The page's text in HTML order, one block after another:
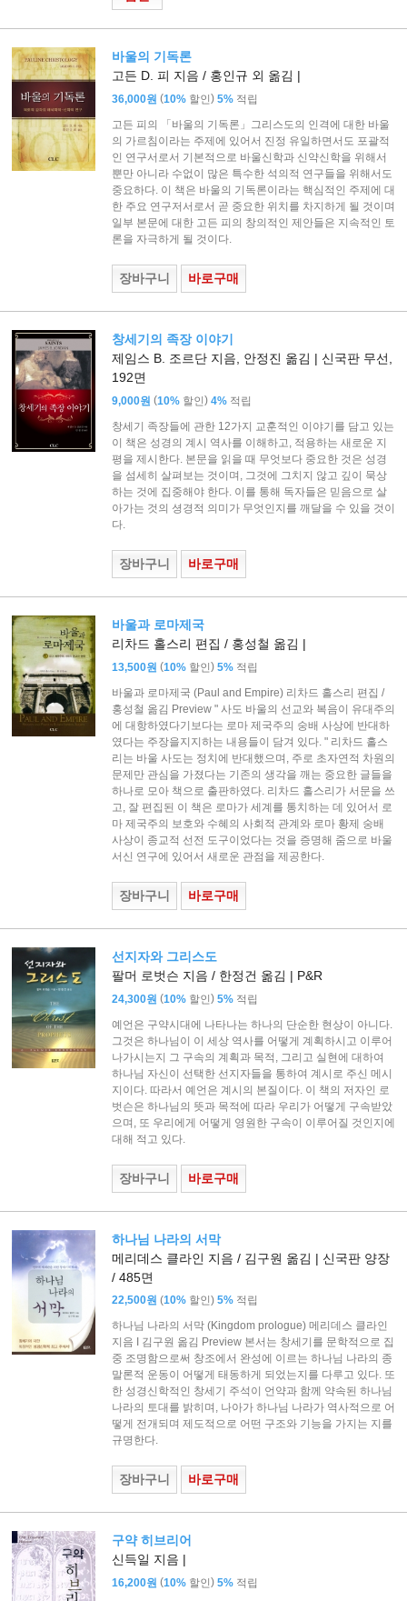
바울의 기독론
고든 D. 피 지음 / 홍인규 외 옮김 |
36,000원 (10% 할인) 5% 적립
고든 피의 「바울의 기독론」그리스도의 인격에 대한 바울
의 가르침이라는 주제에 있어서 진정 유일하면서도 포괄적
인 연구서로서 기본적으로 바울신학과 신약신학을 위해서
뿐만 아니라 수없이 많은 특수한 석의적 연구들을 위해서도
중요하다. 이 책은 바울의 기독론이라는 핵심적인 주제에 대
한 주요 연구저서로서 곧 중요한 위치를 차지하게 될 것이며
일부 본문에 대한 고든 피의 창의적인 제안들은 지속적인 토
론을 자극하게 될 것이다.
장바구니 바로구매
창세기의 족장 이야기
제임스 B. 조르단 지음, 안정진 옮김 | 신국판 무선,
192면
9,000원 (10% 할인) 4% 적립
창세기 족장들에 관한 12가지 교훈적인 이야기를 담고 있는
이 책은 성경의 계시 역사를 이해하고, 적용하는 새로운 지
평을 제시한다. 본문을 읽을 때 무엇보다 중요한 것은 성경
을 섬세히 살펴보는 것이며, 그것에 그치지 않고 깊이 묵상
하는 것에 집중해야 한다. 이를 통해 독자들은 믿음으로 살
아가는 것의 셩경적 의미가 무엇인지를 깨달을 수 있을 것이
다.
장바구니 바로구매
바울과 로마제국
리차드 홀스리 편집 / 홍성철 옮김 |
13,500원 (10% 할인) 5% 적립
바울과 로마제국 (Paul and Empire) 리차드 홀스리 편집 /
홍성철 옮김 Preview " 사도 바울의 선교와 복음이 유대주의
에 대항하였다기보다는 로마 제국주의 숭배 사상에 반대하
였다는 주장을지지하는 내용들이 담겨 있다. " 리차드 홀스
리는 바울 사도는 정치에 반대했으며, 주로 초자연적 차원의
문제만 관심을 가졌다는 기존의 생각을 깨는 중요한 글들을
하나로 모아 책으로 출판하였다. 리차드 홀스리가 서문을 쓰
고, 잘 편집된 이 책은 로마가 세계를 통치하는 데 있어서 로
마 제국주의 보호와 수혜의 사회적 관계와 로마 황제 숭배
사상이 종교적 선전 도구이었다는 것을 증명해 줌으로 바울
서신 연구에 있어서 새로운 관점을 제공한다.
장바구니 바로구매
선지자와 그리스도
팔머 로벗슨 지음 / 한정건 옮김 | P&R
24,300원 (10% 할인) 5% 적립
예언은 구약시대에 나타나는 하나의 단순한 현상이 아니다.
그것은 하나님이 이 세상 역사를 어떻게 계획하시고 이루어
나가시는지 그 구속의 계획과 목적, 그리고 실현에 대하여
하나님 자신이 선택한 선지자들을 통하여 계시로 주신 메시
지이다. 따라서 예언은 계시의 본질이다. 이 책의 저자인 로
벗슨은 하나님의 뜻과 목적에 따라 우리가 어떻게 구속받았
으며, 또 우리에게 어떻게 영원한 구속이 이루어질 것인지에
대해 적고 있다.
장바구니 바로구매
하나님 나라의 서막
메리데스 클라인 지음 / 김구원 옮김 | 신국판 양장
/ 485면
22,500원 (10% 할인) 5% 적립
하나님 나라의 서막 (Kingdom prologue) 메리데스 클라인
지음 I 김구원 옮김 Preview 본서는 창세기를 문학적으로 집
중 조명함으로써 창조에서 완성에 이르는 하나님 나라의 종
말론적 운동이 어떻게 태동하게 되었는지를 다루고 있다. 또
한 성경신학적인 창세기 주석이 언약과 함께 약속된 하나님
나라의 토대를 밝히며, 나아가 하나님 나라가 역사적으로 어
떻게 전개되며 제도적으로 어떤 구조와 기능을 가지는 지를
규명한다.
장바구니 바로구매
구약 히브리어
신득일 지음 |
16,200원 (10% 할인) 5% 적립